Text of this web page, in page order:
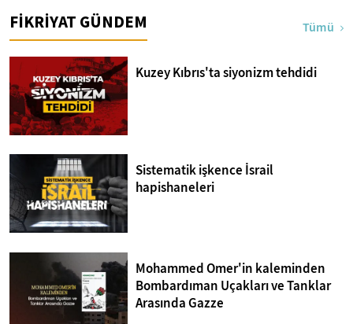
FİKRİYAT GÜNDEM Tümü
Kuzey Kıbrıs'ta siyonizm tehdidi
Sistematik işkence İsrail
hapishaneleri
Mohammed Omer'in kaleminden
Bombardıman Uçakları ve Tanklar
Arasında Gazze